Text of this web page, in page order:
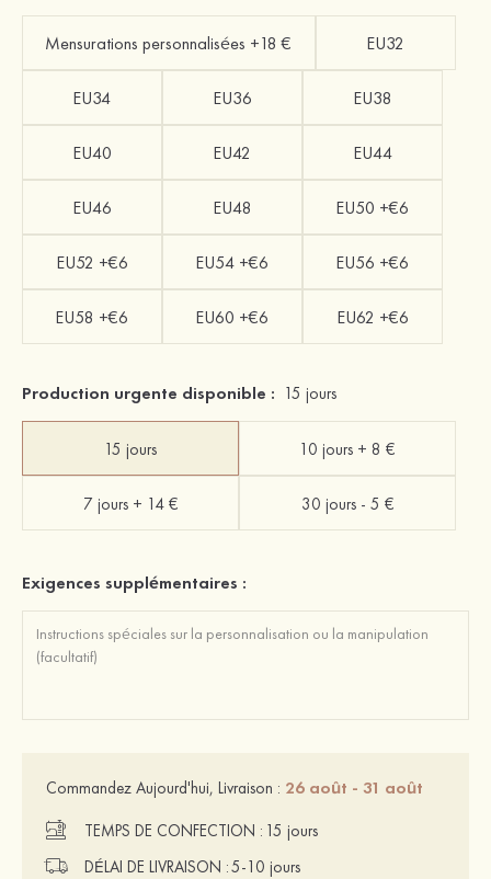
Mensurations personnalisées +18 € EU32
EU34 EU36 EU38
EU40 EU42 EU44
EU46 EU48 EU50 +€6
EU52 +€6 EU54 +€6 EU56 +€6
EU58 +€6 EU60 +€6 EU62 +€6
Production urgente disponible : 15 jours
15 jours 10 jours + 8 €
7 jours + 14 € 30 jours - 5 €
Exigences supplémentaires :
Commandez Aujourd'hui, Livraison : 26 août - 31 août
TEMPS DE CONFECTION : 15 jours
DÉLAI DE LIVRAISON :5-10 jours